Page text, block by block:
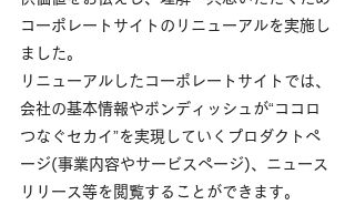
コーポレートサイトのリニューアルを実施し
ました。
リニューアルしたコーポレートサイトでは、
会社の基本情報やボンディッシュ が“ココロ
つなぐセカイ”を実現していくプロダクトペ
ージ(事業内容やサービスページ)、ニュース
リリース等を閲覧することができます。